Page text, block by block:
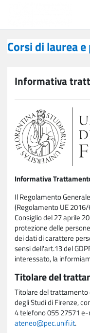
Corsi di laurea
Informativa
Informativa
Il Regolamento
(Regolamento UE
Consiglio del 27 aprile
protezione delle
dei dati di carattere
sensi dell'art.13 del
interessato, la
Titolare del
Titolare del trattamento
degli Studi di Firenze,
4 telefono 055 27571
ateneo@pec.unifi.it.